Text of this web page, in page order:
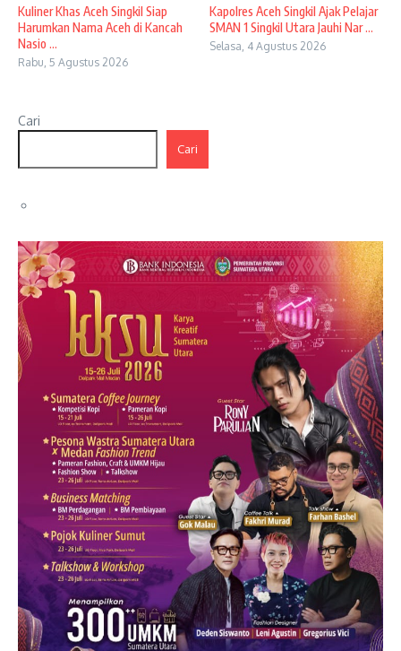
Kuliner Khas Aceh Singkil Siap
Harumkan Nama Aceh di Kancah
Nasio ...
Rabu, 5 Agustus 2026
Kapolres Aceh Singkil Ajak Pelajar
SMAN 1 Singkil Utara Jauhi Nar ...
Selasa, 4 Agustus 2026
Cari
Cari